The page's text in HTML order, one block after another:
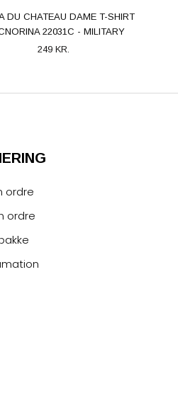
DU CHATEAU DAME T-SHIRT
22031C - MILITARY
249 KR.
ordre
ordre